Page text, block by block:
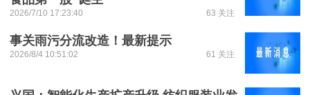
2026/7/10 17:23:40 63 关注
事关雨污分流改造！最新提示
2026/8/4 10:51:02 61 关注